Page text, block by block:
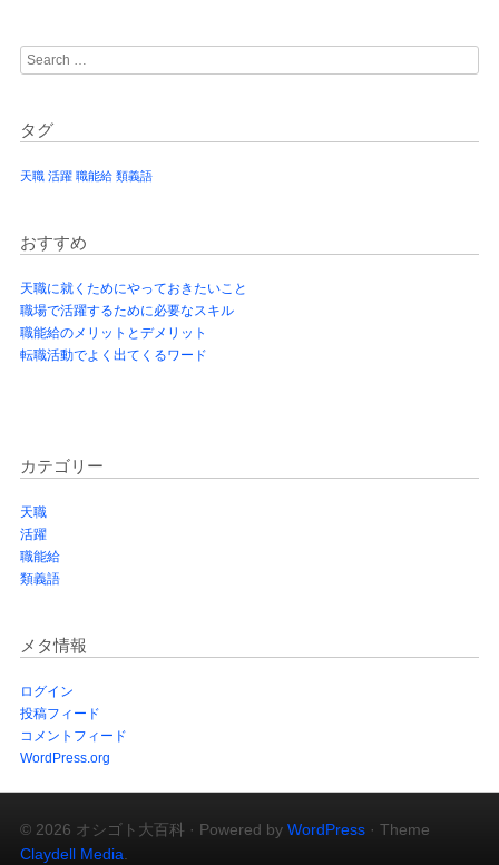
Search
タグ
天職 活躍 職能給 類義語
おすすめ
天職に就くためにやっておきたいこと
職場で活躍するために必要なスキル
職能給のメリットとデメリット
転職活動でよく出てくるワード
カテゴリー
天職
活躍
職能給
類義語
メタ情報
ログイン
投稿フィード
コメントフィード
WordPress.org
© 2026 オシゴト大百科 · Powered by WordPress· Theme
Claydell Media.